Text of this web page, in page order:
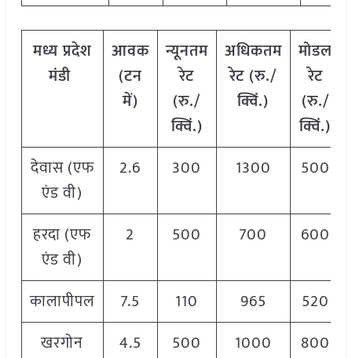
मध्यप्रदेश
मंडी
आवक
(टन
में)
न्यूनतम
रेट
(रु./
क्विं.)
अधिकतम
रेट (रु./
क्विं.)
मोडल
रेट
(रु./
क्विं.)
देवास (एफ
एंड वी)
2.6 300 1300 500
हरदा (एफ
एंड वी)
2 500 700 600
कालापीपल 7.5 110 965
520
खरगोन
4.5 500 1000
800